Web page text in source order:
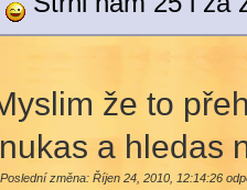
že to
a hledas
Poslední změna: Říjen 24, 2010, 12:14:26